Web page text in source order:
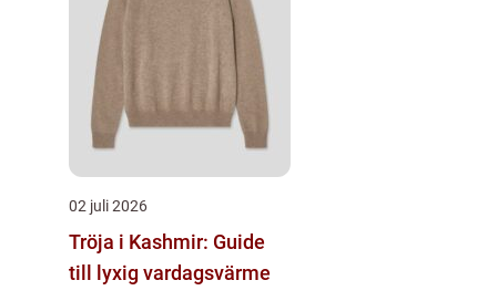
02 juli 2026
Tröja i Kashmir: Guide
till lyxig vardagsvärme